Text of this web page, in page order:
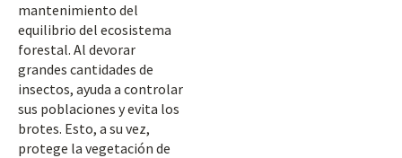
mantenimiento del
equilibrio del ecosistema
forestal. Al devorar
grandes cantidades de
insectos, ayuda a controlar
sus poblaciones y evita los
brotes. Esto, a su vez,
protege la vegetación de